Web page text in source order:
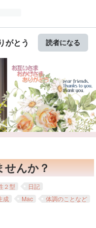
がとう 読者になる
せんか？
２型
日記
成 Mac
体調のことなど